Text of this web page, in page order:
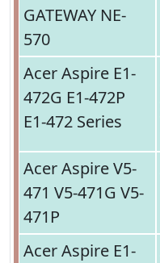
GATEWAY NE-
570
Acer Aspire E1-
472G E1-472P
E1-472 Series
Acer Aspire V5-
471 V5-471G V5-
471P
Acer Aspire E1-